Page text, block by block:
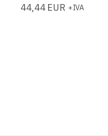
44,44 EUR +IVA